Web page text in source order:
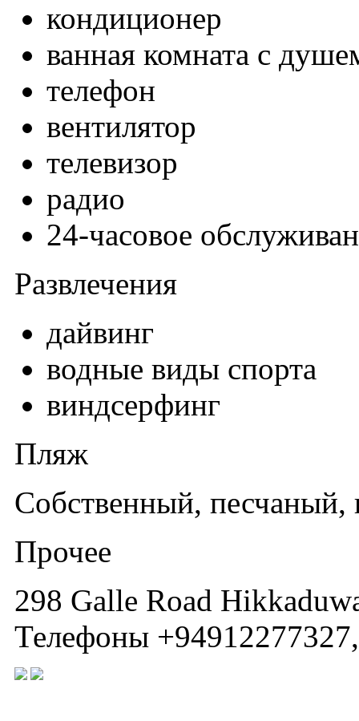
кондиционер
ванная комната с
телефон
вентилятор
телевизор
радио
24-часовое
Развлечения
дайвинг
водные виды спорта
виндсерфинг
Пляж
Собственный, песчаный,
Прочее
298 Galle Road
Телефоны